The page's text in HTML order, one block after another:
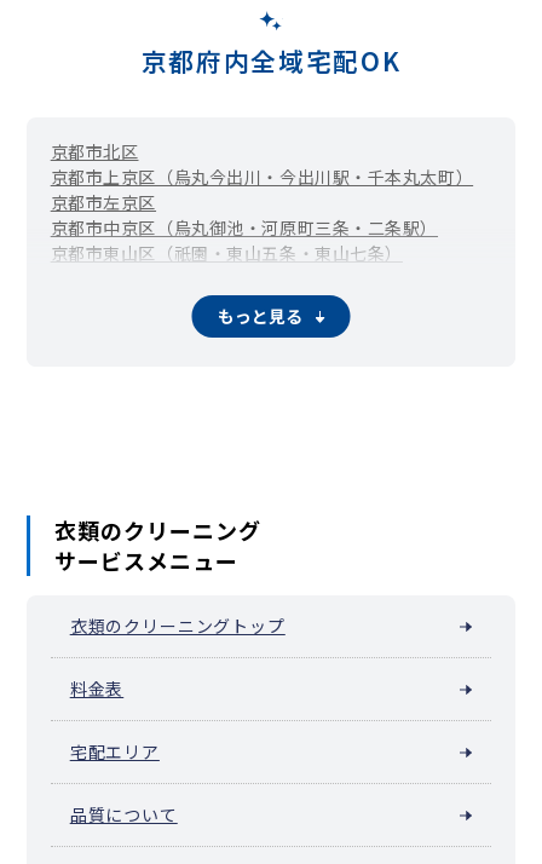
京都府内全域宅配OK
京都市北区
京都市上京区（烏丸今出川・今出川駅・千本丸太町）
京都市左京区
京都市中京区（烏丸御池・河原町三条・二条駅）
京都市東山区（祇園・東山五条・東山七条）
京都市伏見区京都市山科区
綾部市宇治市宮津市 亀岡市
もっと見る
衣類のクリーニング
サービスメニュー
衣類のクリーニングトップ
料金表
宅配エリア
品質について